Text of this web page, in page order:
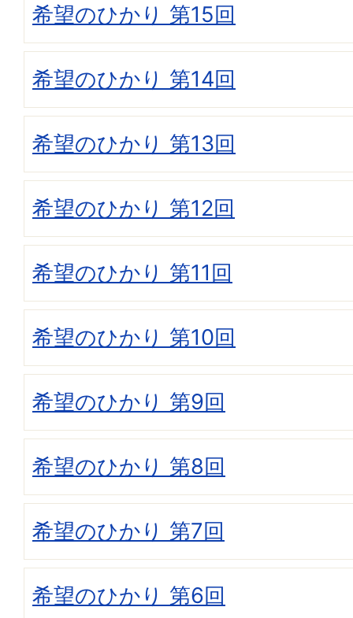
希望のひかり 第15回
希望のひかり 第14回
希望のひかり 第13回
希望のひかり 第12回
希望のひかり 第11回
希望のひかり 第10回
希望のひかり 第9回
希望のひかり 第8回
希望のひかり 第7回
希望のひかり 第6回